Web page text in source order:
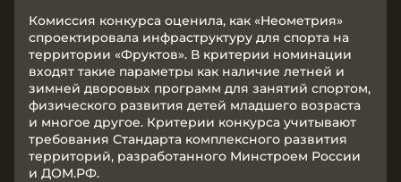
Комиссия конкурса оценила, как «Неометрия»
спроектировала инфраструктуру для спорта на
территории «Фруктов». В критерии номинации
входят такие параметры как наличие летней и
зимней дворовых программ для занятий спортом,
физического развития детей младшего возраста
и многое другое. Критерии конкурса учитывают
требования Стандарта комплексного развития
территорий, разработанного Минстроем России
и ДОМ.РФ.